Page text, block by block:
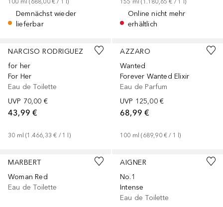
Demnächst wieder
lieferbar
Online nicht mehr
erhältlich
NARCISO RODRIGUEZ
for her
For Her
Eau de Toilette
UVP 70,00 €
43,99 €
30 ml (1.466,33 € / 1 l)
Größen
AZZARO
Wanted
Forever Wanted Elixir
Eau de Parfum
UVP 125,00 €
68,99 €
100 ml (689,90 € / 1 l)
Größen
MARBERT
Woman Red
Eau de Toilette
AIGNER
No.1
Intense
Eau de Toilette